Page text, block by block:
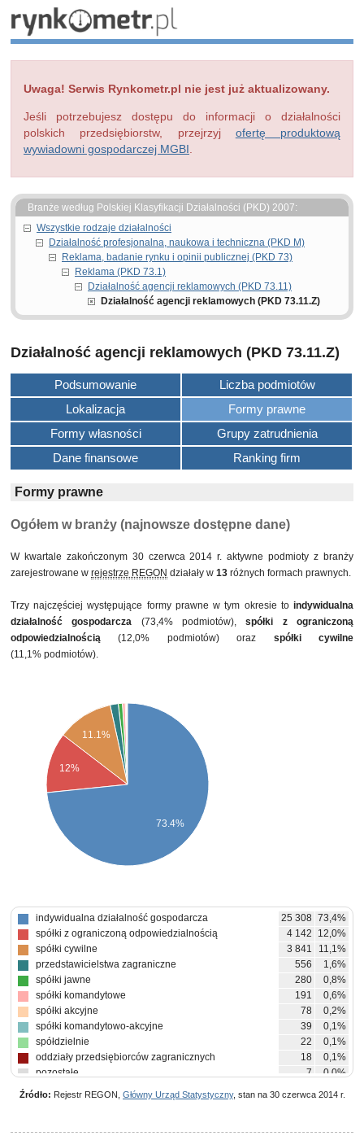
Uwaga! Serwis Rynkometr.pl nie jest już aktualizowany.
Jeśli potrzebujesz dostępu do informacji o działalności
polskich przedsiębiorstw, przejrzyj ofertę produktową
wywiadowni gospodarczej MGBI
Branże według Polskiej Klasyfikacji Działalności (PKD) 2007:
Wszystkie rodzaje działalności
Działalność profesjonalna, naukowa i techniczna (PKD M)
Reklama, badanie rynku i opinii publicznej (PKD 73)
Reklama (PKD 73.1)
Działalność agencji reklamowych (PKD 73.11)
Działalność agencji reklamowych (PKD 73.11.Z)
Działalność agencji reklamowych (PKD 73.11.Z)
Podsumowanie
Liczba podmiotów
Lokalizacja
Formy prawne
Formy własności
Grupy zatrudnienia
Dane finansowe
Ranking firm
Formy prawne
Ogółem w branży (najnowsze dostępne dane)
W kwartale zakończonym 30 czerwca 2014 r. aktywne podmioty z branży
zarejestrowane w rejestrze REGON działały w 13 różnych formach prawnych.
Trzy najczęściej występujące formy prawne w tym okresie to indywidualna
działalność gospodarcza (73,4% podmiotów),spółki z ograniczoną
odpowiedzialnością (12,0% podmiotów) oraz spółki cywilne
(11,1% podmiotów).
11.1%
12%
73.4%
indywidualna działalność gospodarcza 25 308 73,4%
spółki z ograniczoną odpowiedzialnością
4 142
12,0%
spółki cywilne
3 841
11,1%
przedstawicielstwa zagraniczne
556
1,6%
spółki jawne
280
0,8%
spółki komandytowe
191
0,6%
spółki akcyjne
78
0,2%
spółki komandytowo-akcyjne
39
0,1%
spółdzielnie
22
0,1%
oddziały przedsiębiorców zagranicznych
18
0,1%
pozostałe
7 0,0%
Źródło: Rejestr REGON, Główny Urząd Statystyczny, stan na 30 czerwca 2014 r.